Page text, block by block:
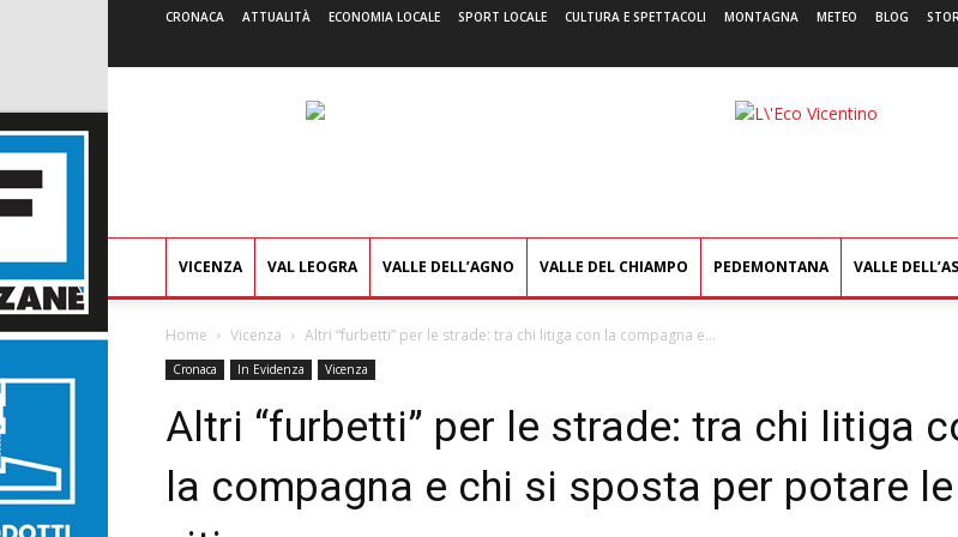
CRONACA ATTUALITÀ ECONOMIA LOCALE SPORT LOCALE CULTURA E SPETTACOLI MONTAGNA METEO BLOG
L'Eco
VICENZA VAL LEOGRA VALLE DELL’AGNO VALLE DEL CHIAMPO PEDEMONTANA VALLE
Home Vicenza Altri “furbetti” per le strade: tra chi litiga con la compagna e...
Cronaca In Evidenza Vicenza
Altri “furbetti” per le strade: tra chi litiga
la compagna e chi si sposta per potare le